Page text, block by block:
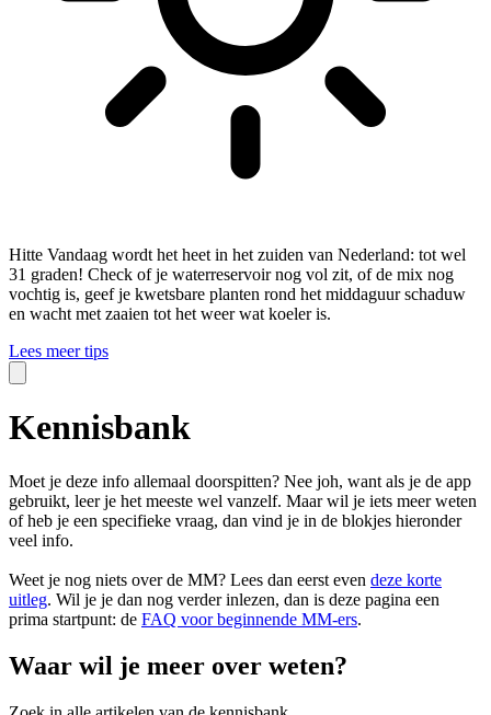
Hitte Vandaag wordt het heet in het zuiden van Nederland: tot wel
31 graden! Check of je waterreservoir nog vol zit, of de mix nog
vochtig is, geef je kwetsbare planten rond het middaguur schaduw
en wacht met zaaien tot het weer wat koeler is.
Lees meer tips
Kennisbank
Moet je deze info allemaal doorspitten? Nee joh, want als je de app
gebruikt, leer je het meeste wel vanzelf. Maar wil je iets meer weten
of heb je een specifieke vraag, dan vind je in de blokjes hieronder
veel info.
Weet je nog niets over de MM? Lees dan eerst even deze korte
uitleg. Wil je je dan nog verder inlezen, dan is deze pagina een
prima startpunt: de FAQ voor beginnende MM-ers.
Waar wil je meer over weten?